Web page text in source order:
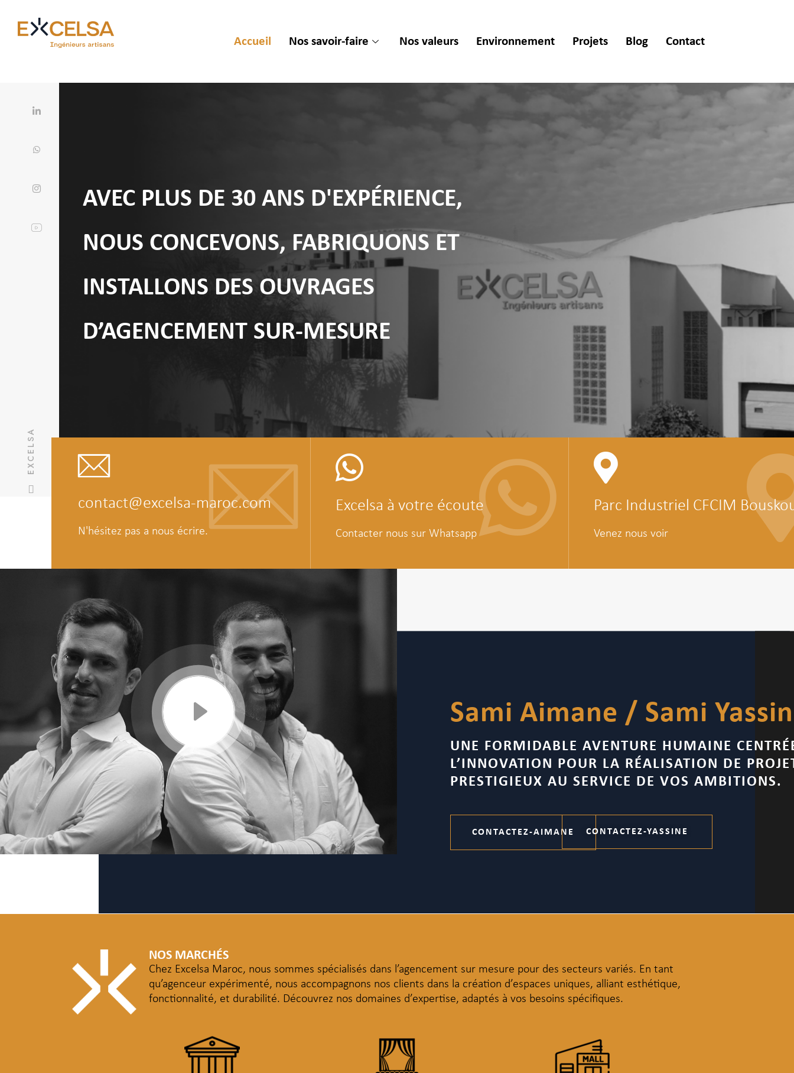
Accueil Nos savoir-faire Nos valeurs Environnement Projets Blog Contact
AVEC PLUS DE 30 ANS D'EXPÉRIENCE,
NOUS CONCEVONS, FABRIQUONS ET
INSTALLONS DES OUVRAGES
D’AGENCEMENT SUR-MESURE
EXCELSA
contact@excelsa-maroc.com
N'hésitez pas a nous écrire.
Excelsa à votre écoute
Contacter nous sur Whatsapp
Parc Industriel CFCIM
Venez nous voir
Sami Aimane / Sami
UNE FORMIDABLE AVENTURE HUMAINE
L’INNOVATION POUR LA RÉALISATION DE
PRESTIGIEUX AU SERVICE DE VOS AMBITIONS.
CONTACTEZ-AIMANE
CONTACTEZ-AIMANE
CONTACTEZ-YASSINE
NOS MARCHÉS
Chez Excelsa Maroc, nous sommes spécialisés dans l’agencement sur mesure pour des secteurs variés. En tant
qu’agenceur expérimenté, nous accompagnons nos clients dans la création d’espaces uniques, alliant esthétique,
fonctionnalité, et durabilité. Découvrez nos domaines d’expertise, adaptés à vos besoins spécifiques.